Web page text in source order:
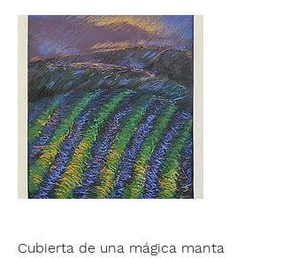
Cubierta de una mágica manta